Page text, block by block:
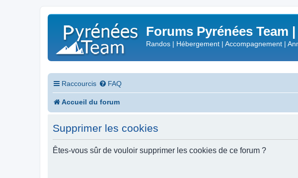
Forums Pyrénées Team |
Randos | Hébergement | Accompagnement |
Raccourcis FAQ
Accueil du forum
Supprimer les cookies
Êtes-vous sûr de vouloir supprimer les cookies de ce forum ?